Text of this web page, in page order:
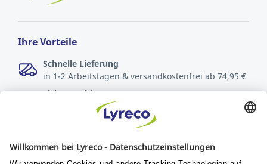
Ihre Vorteile
Schnelle Lieferung
in 1-2 Arbeitstagen & versandkostenfrei ab 74,95 €
Sichere Zahlungsarten
Rechnung oder Kreditkarte
Kostenlose Rücksendungen